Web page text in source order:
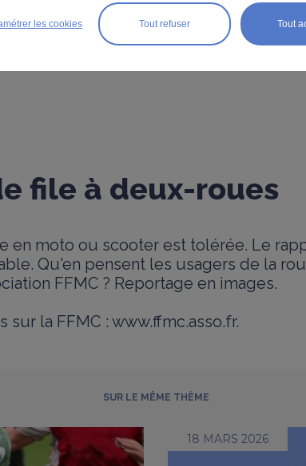
file à deux-roues
en moto ou scooter est tolérée. Le
Qu'en pensent les usagers de la
FFMC ? Reportage en images.
sur la FFMC : www.ffmc.asso.fr.
SUR LE MÊME THÈME
18 MARS 2026
Tout
Tout refuser
les cookies